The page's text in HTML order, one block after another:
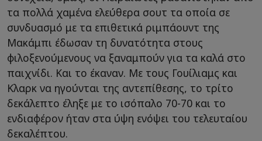
τα πολλά χαμένα ελεύθερα σουτ τα οποία σε
συνδυασμό με τα επιθετικά ριμπάουντ της
Μακάμπι έδωσαν τη δυνατότητα στους
φιλοξενούμενους να ξαναμπούν για τα καλά στο
παιχνίδι. Και το έκαναν. Με τους Γουίλιαμς και
Κλαρκ να ηγούνται της αντεπίθεσης, το τρίτο
δεκάλεπτο έληξε με το ισόπαλο 70-70 και το
ενδιαφέρον ήταν στα ύψη ενόψει του τελευταίου
δεκαλέπτου.